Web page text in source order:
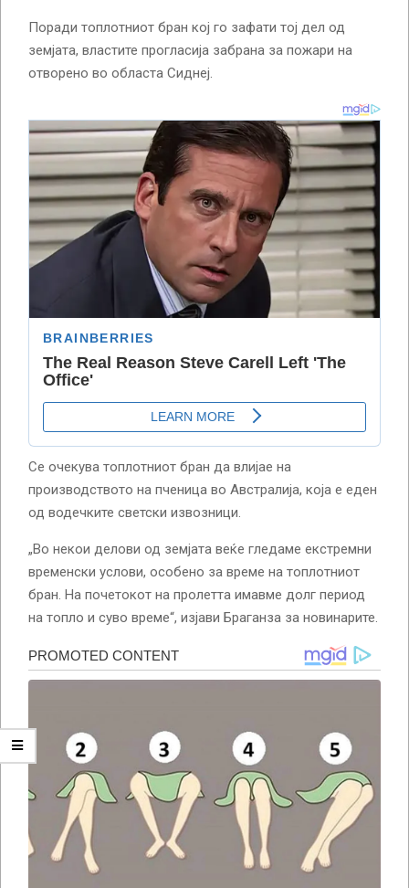
Поради топлотниот бран кој го зафати тој дел од
земјата, властите прогласија забрана за пожари на
отворено во областа Сиднеј.
Се очекува топлотниот бран да влијае на
производството на пченица во Австралија, која е еден
од водечките светски извозници.
„Во некои делови од земјата веќе гледаме екстремни
временски услови, особено за време на топлотниот
бран. На почетокот на пролетта имавме долг период
на топло и суво време“, изјави Браганза за новинарите.